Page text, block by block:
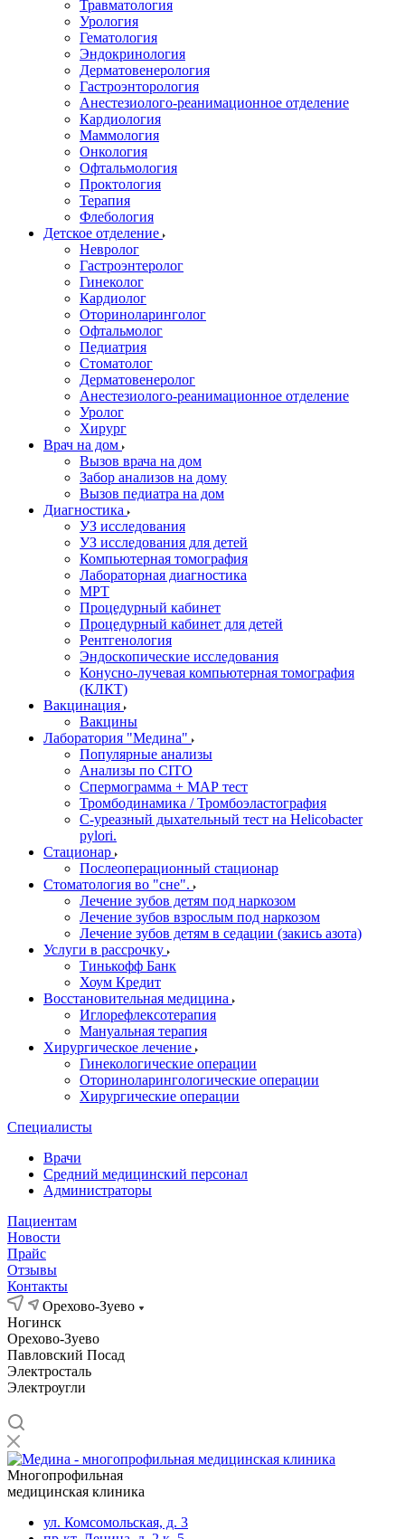
Травматология
Урология
Гематология
Эндокринология
Дерматовенерология
Гастроэнторология
Анестезиолого-реанимационное отделение
Кардиология
Маммология
Онкология
Офтальмология
Проктология
Терапия
Флебология
Детское отделение
Невролог
Гастроэнтеролог
Гинеколог
Кардиолог
Оториноларинголог
Офтальмолог
Педиатрия
Стоматолог
Дерматовенеролог
Анестезиолого-реанимационное отделение
Уролог
Хирург
Врач на дом
Вызов врача на дом
Забор анализов на дому
Вызов педиатра на дом
Диагностика
УЗ исследования
УЗ исследования для детей
Компьютерная томография
Лабораторная диагностика
МРТ
Процедурный кабинет
Процедурный кабинет для детей
Рентгенология
Эндоскопические исследования
Конусно-лучевая компьютерная томография
(КЛКТ)
Вакцинация
Вакцины
Лаборатория "Медина"
Популярные анализы
Анализы по CITO
Спермограмма + МАР тест
Тромбодинамика / Тромбоэластография
С-уреазный дыхательный тест на Helicobacter
pylori.
Стационар
Послеоперационный стационар
Стоматология во "сне".
Лечение зубов детям под наркозом
Лечение зубов взрослым под наркозом
Лечение зубов детям в седации (закись азота)
Услуги в рассрочку
Тинькофф Банк
Хоум Кредит
Восстановительная медицина
Иглорефлексотерапия
Мануальная терапия
Хирургическое лечение
Гинекологические операции
Оториноларингологические операции
Хирургические операции
Специалисты
Врачи
Средний медицинский персонал
Администраторы
Пациентам
Новости
Прайс
Отзывы
Контакты
Орехово-Зуево
Ногинск
Орехово-Зуево
Павловский Посад
Электросталь
Электроугли
Многопрофильная
медицинская клиника
ул. Комсомольская, д. 3